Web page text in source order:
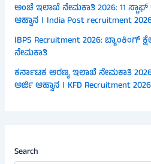
ಅಂಚೆ ಇಲಾಖೆ ನೇಮಕಾತಿ 2026: 11
ಆಹ್ವಾನ । India Post recruitment
IBPS Recruitment 2026: ಬ್ಯಾಂಕಿಂಗ್
ನೇಮಕಾತಿ
ಕರ್ನಾಟಕ ಅರಣ್ಯ ಇಲಾಖೆ ನೇಮಕಾತಿ
ಅರ್ಜಿ ಆಹ್ವಾನ । KFD Recruitment 2026
Search